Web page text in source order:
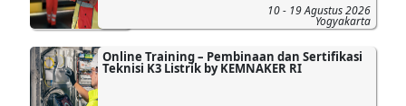
10 - 19 Agustus 2026
Yogyakarta
Online Training – Pembinaan dan Sertifikasi
Teknisi K3 Listrik by KEMNAKER RI